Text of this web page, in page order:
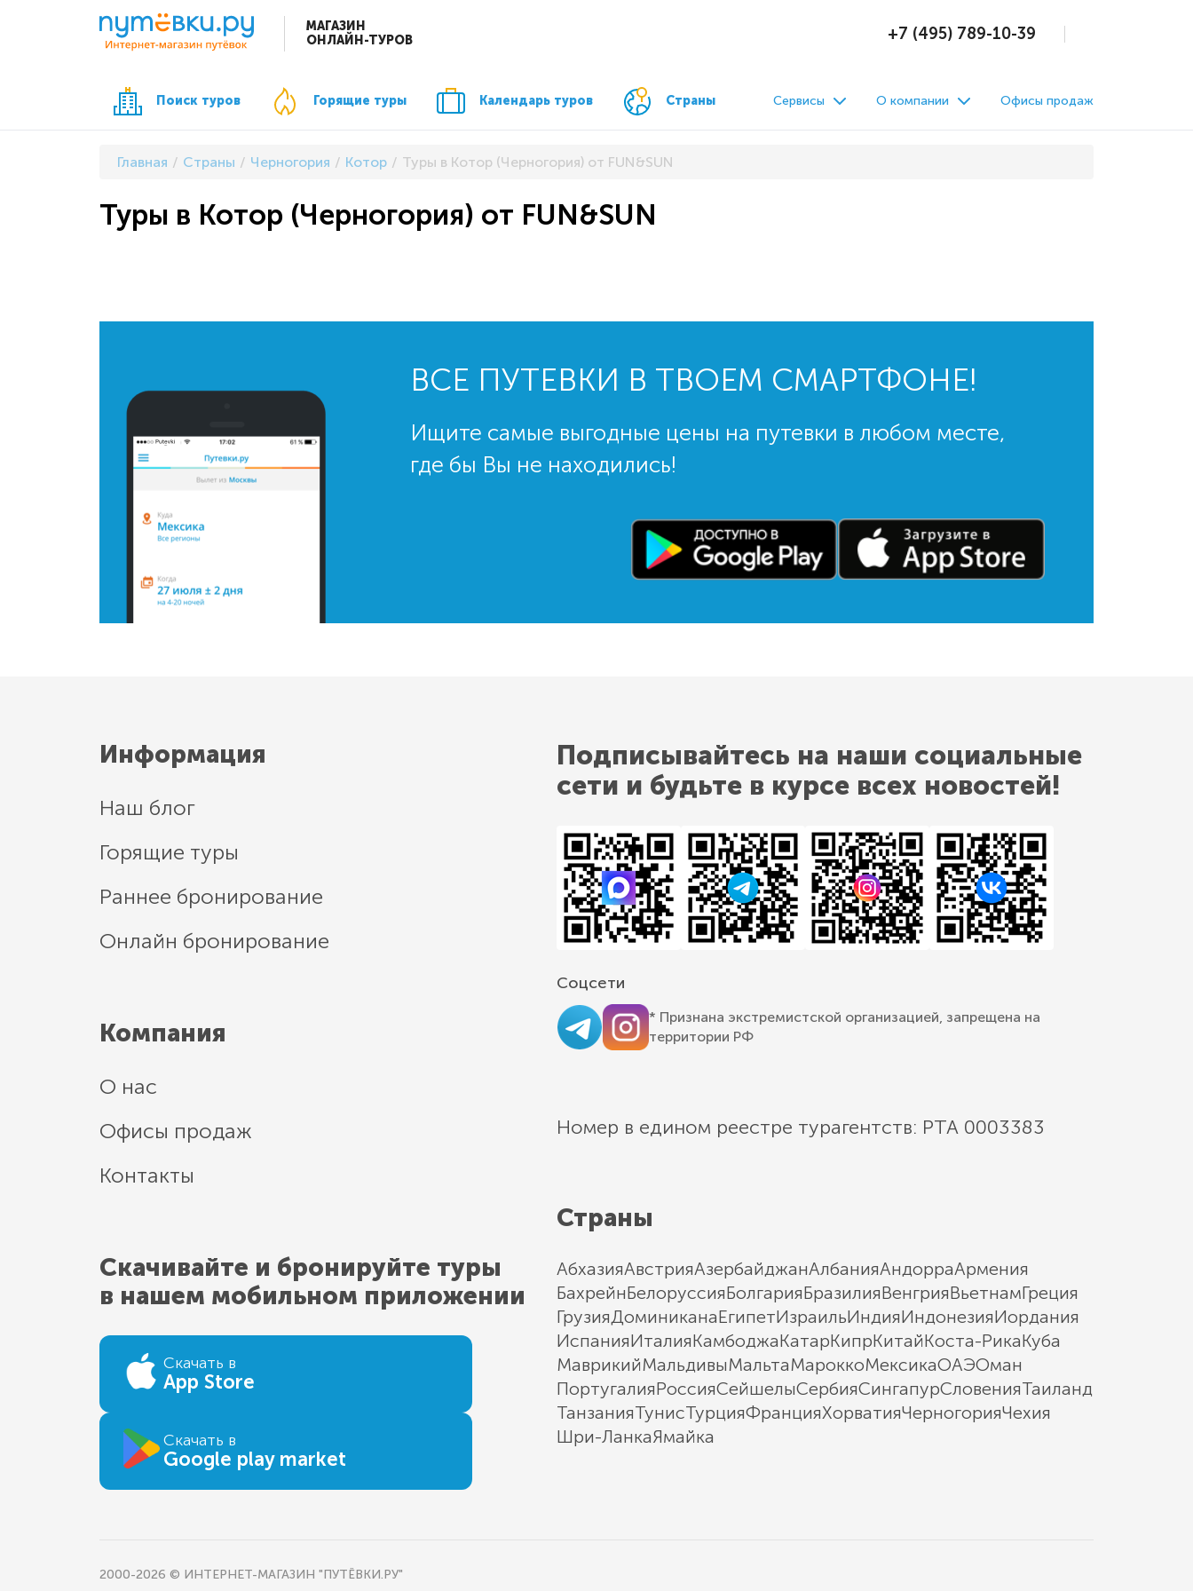
МАГАЗИН
ОНЛАЙН-ТУРОВ
+7 (495) 789-10-39
Поиск туров Горящие туры Календарь туров Страны Сервисы О компании Офисы продаж
Главная Страны Черногория Котор Туры в Котор (Черногория) от FUN&SUN
Туры в Котор (Черногория) от FUN&SUN
ВСЕ ПУТЕВКИ В ТВОЕМ СМАРТФОНЕ!
Ищите самые выгодные цены на путевки в любом месте,
где бы Вы не находились!
Информация
Наш блог
Горящие туры
Раннее бронирование
Онлайн бронирование
Компания
О нас
Офисы продаж
Контакты
Скачивайте и бронируйте туры
в нашем мобильном приложении
Скачать в
App Store
Скачать в
Google play market
Подписывайтесь на наши социальные
сети и будьте в курсе всех новостей!
Соцсети
* Признана экстремистской организацией, запрещена на
территории РФ
Номер в едином реестре турагентств: РТА 0003383
Страны
АбхазияАвстрияАзербайджанАлбанияАндорраАрмения
БахрейнБелоруссияБолгарияБразилияВенгрияВьетнамГреция
ГрузияДоминиканаЕгипетИзраильИндияИндонезияИордания
ИспанияИталияКамбоджаКатарКипрКитайКоста-РикаКуба
МаврикийМальдивыМальтаМароккоМексикаОАЭОман
ПортугалияРоссияСейшелыСербияСингапурСловенияТаиланд
ТанзанияТунисТурцияФранцияХорватияЧерногорияЧехия
Шри-ЛанкаЯмайка
2000-2026 © ИНТЕРНЕТ-МАГАЗИН "ПУТЁВКИ.РУ"